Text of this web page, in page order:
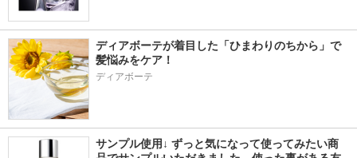
ディアボーテが着目した「ひまわりのちから」で
髪悩みをケア！
ディアボーテ
サンプル使用↓ ずっと気になって使ってみたい商